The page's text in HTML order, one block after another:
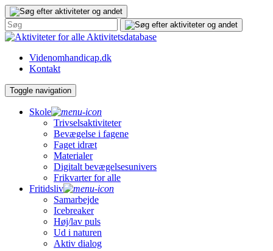
Gå
til
indhold
Aktivitetsdatabase
Videnomhandicap.dk
Kontakt
Toggle navigation
Skole
Trivselsaktiviteter
Bevægelse i fagene
Faget idræt
Materialer
Digitalt bevægelsesunivers
Frikvarter for alle
Fritidsliv
Samarbejde
Icebreaker
Høj/lav puls
Ud i naturen
Aktiv dialog